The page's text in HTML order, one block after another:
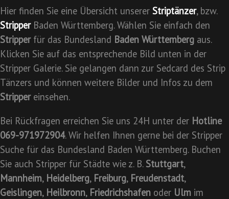
Hier finden Sie eine Übersicht unserer Striptänzer, bzw.
StripperBaden Württemberg. Wählen Sie einfach den
Stripperfür das Bundesland Baden Württemberg aus.
Klicken Sie auf das entsprechende Bild unten in der
Stripper Galerie. Sie gelangen dann zur Sedcard des Strip
Tänzers und können weitere Bilder und Infos zu dem
Strippereinsehen.
Bei Rückfragen erreichen Sie uns 24H unter der Hotline
069-971972904. Wir helfen Ihnen gerne bei der Stripper
Suche für das Bundesland Baden Württemberg. Buchen
Sie auch Stripper für Städte wie z. B. Stuttgart,
Mannheim, Heidelberg, Freiburg, Freudenstadt,
Geislingen, Heilbronn, Friedrichshafen oder Ulm im